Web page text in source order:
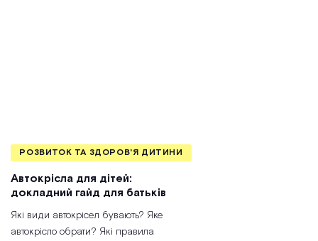
РОЗВИТОК ТА ЗДОРОВ'Я ДИТИНИ
Автокрісла для дітей:
докладний гайд для батьків
Які види автокрісел бувають? Яке
автокрісло обрати? Які правила